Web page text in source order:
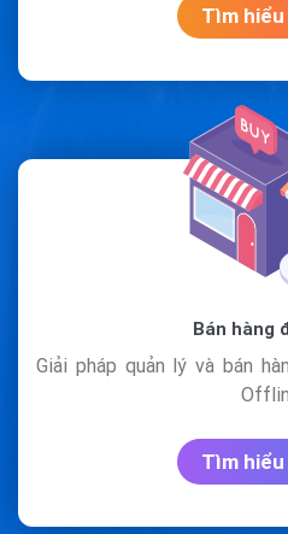
Tìm
Bán hàng
Giải pháp quản lý và bán
Tìm